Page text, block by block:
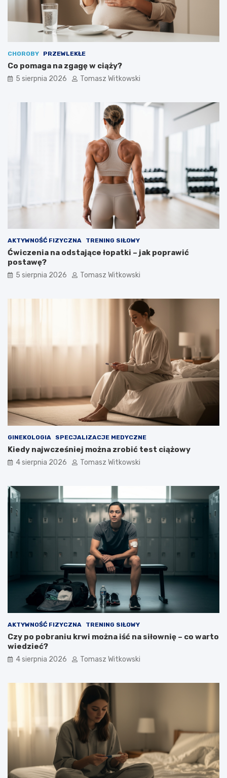
CHOROBY PRZEWLEKŁE
Co pomaga na zgagę w ciąży?
5 sierpnia 2026 Tomasz Witkowski
AKTYWNOŚĆ FIZYCZNA TRENING SIŁOWY
Ćwiczenia na odstające łopatki – jak poprawić
postawę?
5 sierpnia 2026 Tomasz Witkowski
GINEKOLOGIA SPECJALIZACJE MEDYCZNE
Kiedy najwcześniej można zrobić test ciążowy
4 sierpnia 2026 Tomasz Witkowski
AKTYWNOŚĆ FIZYCZNA TRENING SIŁOWY
Czy po pobraniu krwi można iść na siłownię – co warto
wiedzieć?
4 sierpnia 2026 Tomasz Witkowski